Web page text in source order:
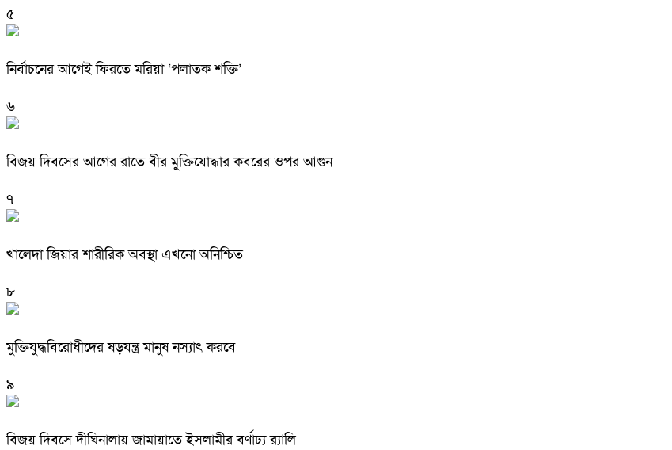
৫
নির্বাচনের আগেই ফিরতে মরিয়া ‘পলাতক শক্তি’
৬
বিজয় দিবসের আগের রাতে বীর মুক্তিযোদ্ধার কবরের ওপর আগুন
৭
খালেদা জিয়ার শারীরিক অবস্থা এখনো অনিশ্চিত
৮
মুক্তিযুদ্ধবিরোধীদের ষড়যন্ত্র মানুষ নস্যাৎ করবে
৯
বিজয় দিবসে দীঘিনালায় জামায়াতে ইসলামীর বর্ণাঢ্য র‍্যালি